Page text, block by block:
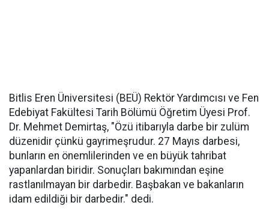
Bitlis Eren Üniversitesi (BEÜ) Rektör Yardımcısı ve Fen
Edebiyat Fakültesi Tarih Bölümü Öğretim Üyesi Prof.
Dr. Mehmet Demirtaş, "Özü itibarıyla darbe bir zulüm
düzenidir çünkü gayrimeşrudur. 27 Mayıs darbesi,
bunların en önemlilerinden ve en büyük tahribat
yapanlardan biridir. Sonuçları bakımından eşine
rastlanılmayan bir darbedir. Başbakan ve bakanların
idam edildiği bir darbedir." dedi.